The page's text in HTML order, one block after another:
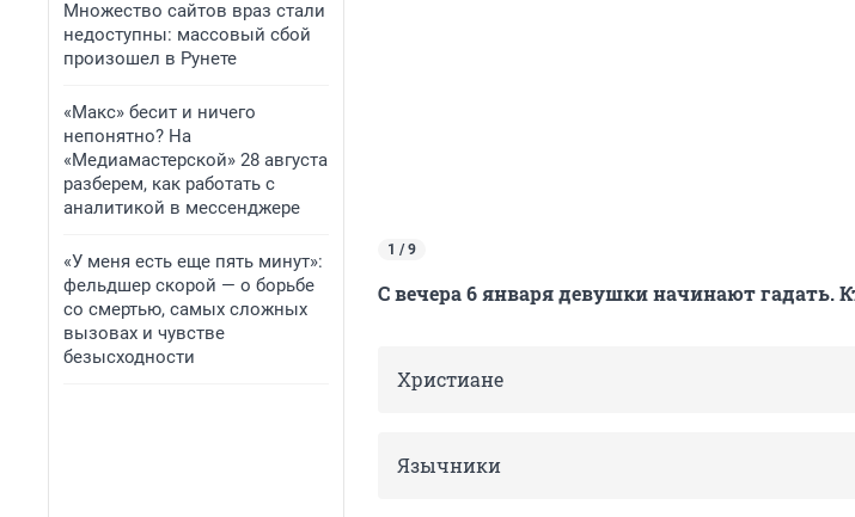
Множество сайтов враз стали
недоступны: массовый сбой
произошел в Рунете
«Макс» бесит и ничего
непонятно? На
«Медиамастерской» 28 августа
разберем, как работать с
аналитикой в мессенджере
«У меня есть еще пять минут»:
фельдшер скорой — о борьбе
со смертью, самых сложных
вызовах и чувстве
безысходности
1 / 9
С вечера 6 января девушки начинают гадать.
Христиане
Язычники